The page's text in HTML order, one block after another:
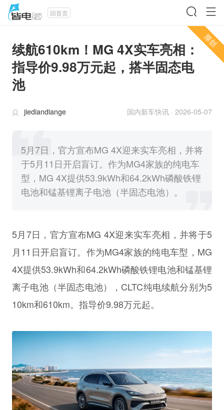
回首页
续航610km！MG 4X实车亮相：
指导价9.98万元起，搭半固态电
池
jiediandiange 国内新车快讯 · 2026-05-07
5月7日，官方宣布MG 4X迎来实车亮相，并将
于5月11日开启盲订。作为MG4家族的纯电车
型，MG 4X提供53.9kWh和64.2kWh磷酸铁锂
电池和锰基锂离子电池（半固态电池）。
5月7日，官方宣布MG 4X迎来实车亮相，并将于5
月11日开启盲订。作为MG4家族的纯电车型，MG
4X提供53.9kWh和64.2kWh磷酸铁锂电池和锰基锂
离子电池（半固态电池），CLTC纯电续航分别为5
10km和610km。指导价9.98万元起。